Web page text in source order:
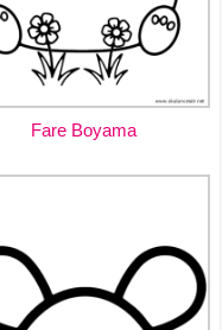
Fare Boyama